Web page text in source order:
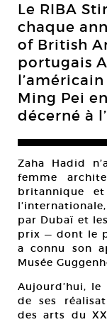
Le RIBA
chaque
of British
portugais
Ming Pei
décerné à
Zaha Hadid
femme
britannique
par Dubaï et
prix — dont le
a connu son
Musée
Aujourd’hui,
de ses
des arts du